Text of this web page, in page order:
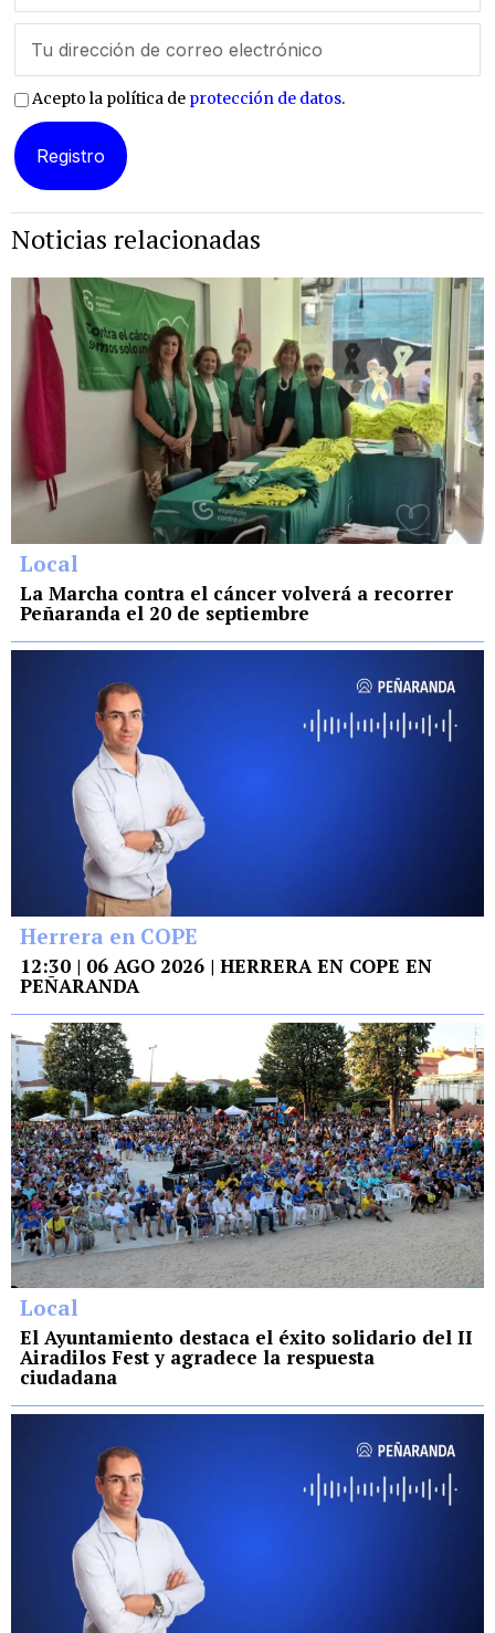
Acepto la política de protección de datos.
Noticias relacionadas
Local
La Marcha contra el cáncer volverá a recorrer
Peñaranda el 20 de septiembre
Herrera en COPE
12:30 | 06 AGO 2026 | HERRERA EN COPE EN
PEÑARANDA
Local
El Ayuntamiento destaca el éxito solidario del II
Airadilos Fest y agradece la respuesta
ciudadana